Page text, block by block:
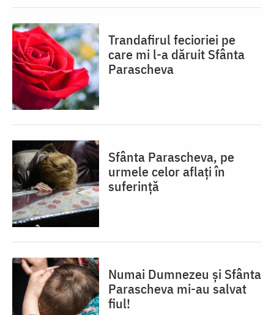
Trandafirul fecioriei pe
care mi l-a dăruit Sfânta
Parascheva
Sfânta Parascheva, pe
urmele celor aflați în
suferință
Numai Dumnezeu și Sfânta
Parascheva mi-au salvat
fiul!